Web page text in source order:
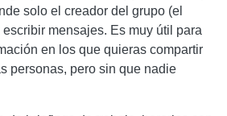
solo el creador del grupo (el
mensajes. Es muy útil para
en los que quieras compartir
personas, pero sin que nadie